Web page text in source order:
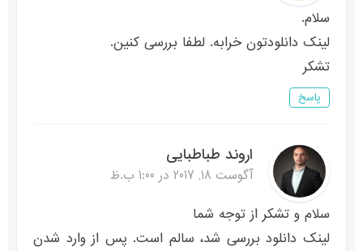
سلام.
لینک دانلودتون خرابه. لطفا بررسی کنین.
تشکر
پاسخ
اروند طباطبایی
آگوست 18, 2017 در 1:00 ب.ظ
سلام و تشکر از توجه شما
لینک دانلود بررسی شد، سالم است. پس از وارد شدن